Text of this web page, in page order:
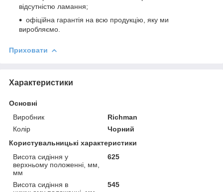
відсутністю ламання;
офіційна гарантія на всю продукцію, яку ми
виробляємо.
Приховати
Характеристики
Основні
Виробник
Richman
Колір
Чорний
Користувальницькі характеристики
Висота сидіння у
верхньому положенні, мм,
мм
625
Висота сидіння в
545